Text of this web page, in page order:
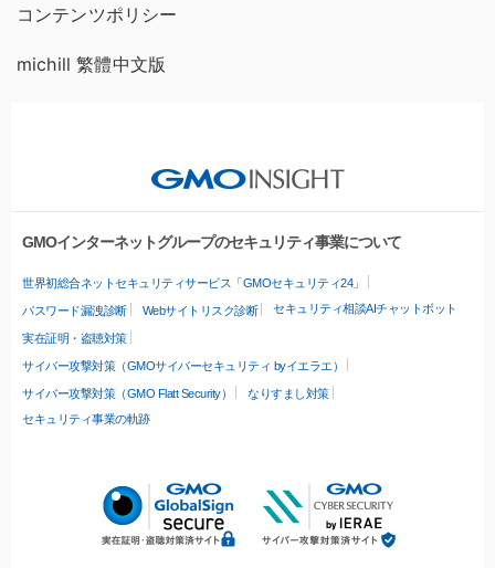
コンテンツポリシー
michill 繁體中文版
GMOインターネットグループのセキュリティ事業について
世界初総合ネットセキュリティサービス「GMOセキュリティ24」
パスワード漏洩診断 Webサイトリスク診断 セキュリティ相談AIチャットボット
実在証明・盗聴対策
サイバー攻撃対策（GMOサイバーセキュリティ byイエラエ）
サイバー攻撃対策（GMO Flatt Security）
なりすまし対策
セキュリティ事業の軌跡